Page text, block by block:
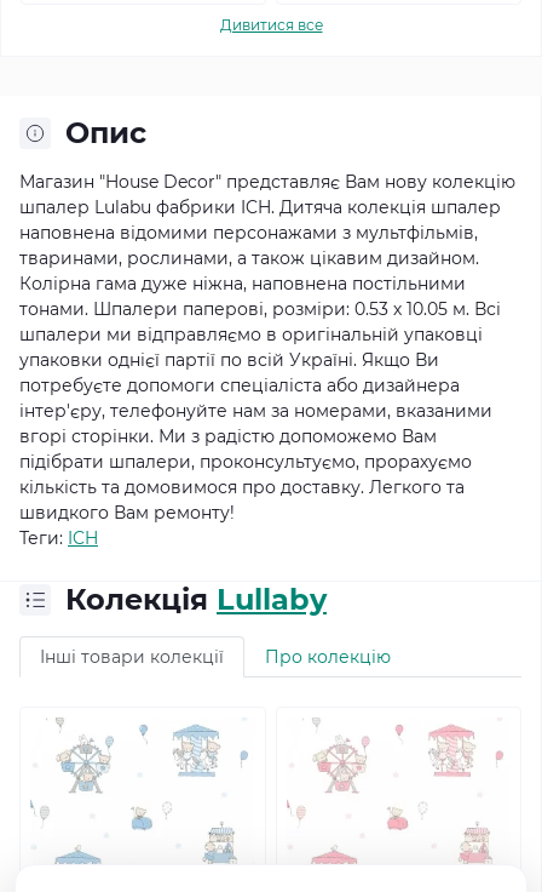
Дивитися все
Опис
Магазин "House Decor" представляє Вам нову колекцію
шпалер Lulabu фабрики ICH. Дитяча колекція шпалер
наповнена відомими персонажами з мультфільмів,
тваринами, рослинами, а також цікавим дизайном.
Колірна гама дуже ніжна, наповнена постільними
тонами. Шпалери паперові, розміри: 0.53 х 10.05 м. Всі
шпалери ми відправляємо в оригінальній упаковці
упаковки однієї партії по всій Україні. Якщо Ви
потребуєте допомоги спеціаліста або дизайнера
інтер'єру, телефонуйте нам за номерами, вказаними
вгорі сторінки. Ми з радістю допоможемо Вам
підібрати шпалери, проконсультуємо, прорахуємо
кількість та домовимося про доставку. Легкого та
швидкого Вам ремонту!
Теги: ICH
Колекція Lullaby
Інші товари колекції Про колекцію